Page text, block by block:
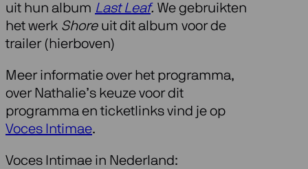
uit hun album Last Leaf. We gebruikten
het werk Shore uit dit album voor de
trailer (hierboven)
Meer informatie over het programma,
over Nathalie’s keuze voor dit
programma en ticketlinks vind je op
Voces Intimae.
Voces Intimae in Nederland: